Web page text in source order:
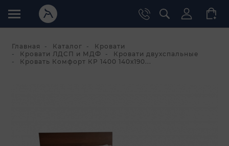
Главная Каталог
Кровати
Кровати ЛДСП и МДФ
Кровати двухспальные
Кровать Комфорт КР 1400 140х190...